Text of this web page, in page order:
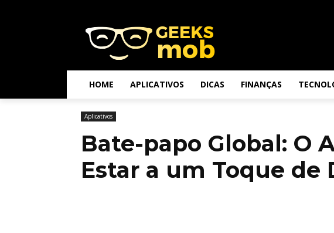
HOME APLICATIVOS DICAS FINANÇAS
Aplicativos
Bate-papo Global: O
Estar a um Toque de